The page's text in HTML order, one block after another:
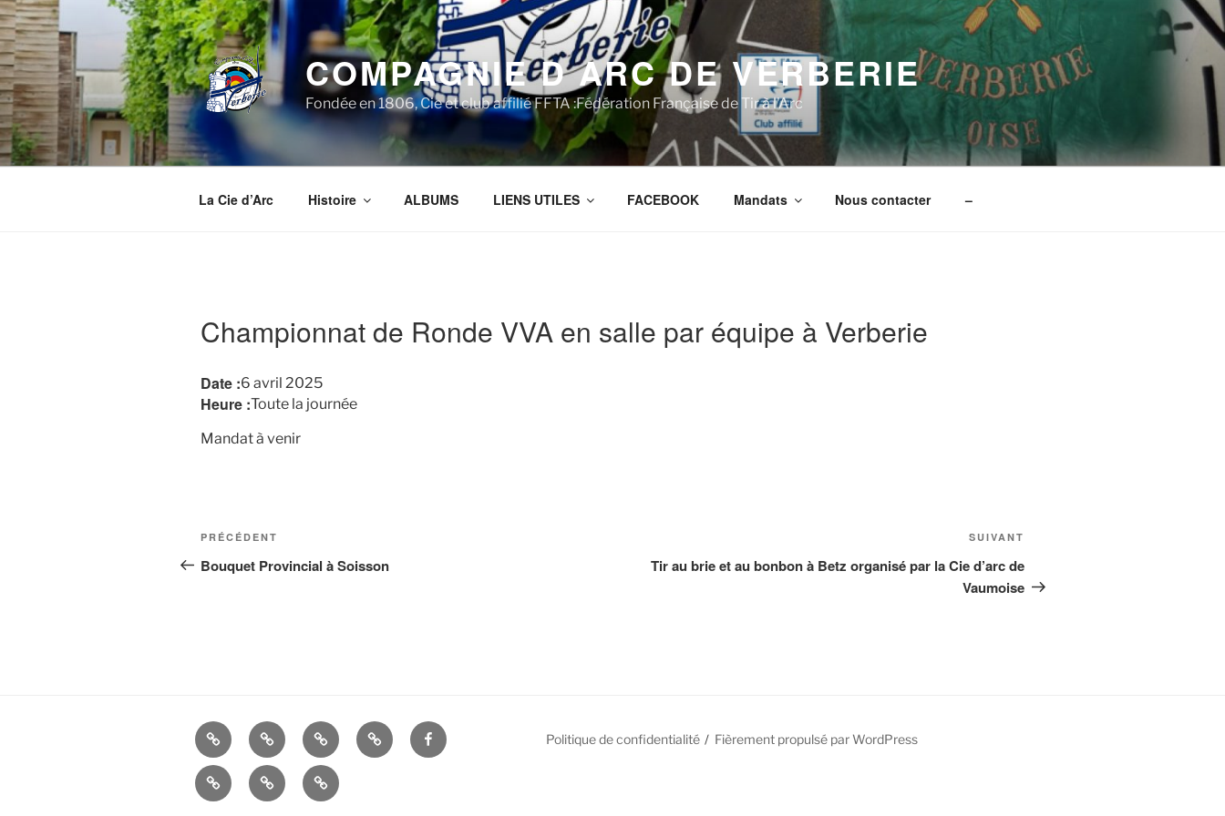
Aller
au
contenu
principal
COMPAGNIE D ARC DE VERBERIE
Fondée en 1806, Cie et club affilié FFTA :Fédération Française de Tir à l'Arc
La Cie d’Arc Histoire ALBUMS LIENS UTILES FACEBOOK Mandats Nous contacter –
Championnat de Ronde VVA en salle par équipe à Verberie
Date :6 avril 2025
Heure :Toute la journée
Mandat à venir
Navigation
de
Article
précédent
PRÉCÉDENT
Bouquet Provincial à Soisson
suivant
SUIVANT
Tir au brie et au bonbon à Betz organisé par la Cie d’arc de
Vaumoise
La
Cie
d’Arc
Histoire ALBUMSLIENS
UTILES
FACEBOOK
MandatsNous
contacter
–
Politique de confidentialité Fièrement propulsé par WordPress